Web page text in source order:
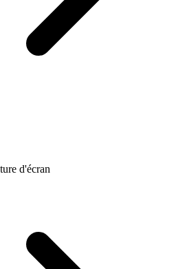
d'écran